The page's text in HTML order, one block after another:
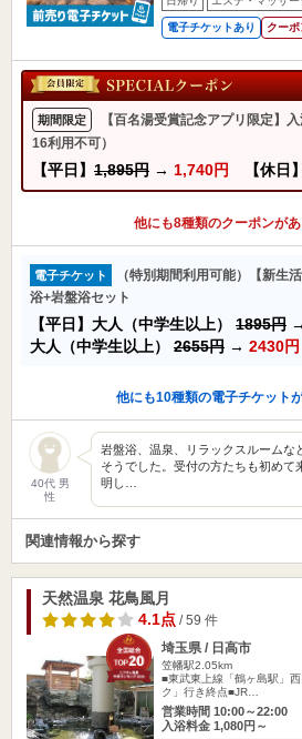
電子チケットあり クーポ
期間限定
【百名湯受賞記念アプリ限定】
16利用不可）
【平日】 1,895円 → 1,740円 【休日】
他にも8種類のクーポンが
電子チケット
（特別期間利用可能）【新生
浴+岩盤浴セット
【平日】大人（中学生以上） 1895円 →
大人（中学生以上） 2655円 → 2430円
他にも10種類の電子チケット
40代 男
性
岩盤浴、温泉、リラックスルームな
そうでした。受付の方たちも初めて
明し…
関連情報から探す
天然温泉 花鳥風月
4.1点 / 59 件
埼玉県 / 日高市
笠幡駅2.05km
■東武東上線「鶴ヶ島駅」
ク」行き終点■JR…
営業時間 10:00～22:00
入浴料金 1,080円～